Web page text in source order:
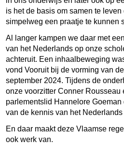
is het de basis om samen te leven
simpelweg een praatje te kunnen
Al langer kampen we daar met
van het Nederlands op onze
achteruit. Een inhaalbeweging
vond Vooruit bij de vorming van
september 2024. Tijdens de
onze voorzitter Conner Rousseau
parlementslid Hannelore
van de kennis van het
En daar maakt deze Vlaamse
ook werk van.